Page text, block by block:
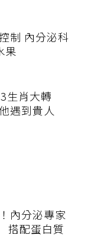
制 內分泌科
果
生肖大轉
遇到貴人
內分泌專家
搭配蛋白質